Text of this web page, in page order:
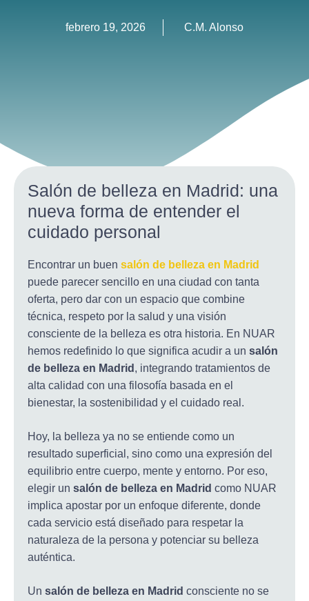
febrero 19, 2026 C.M. Alonso
Salón de belleza en Madrid: una
nueva forma de entender el
cuidado personal
Encontrar un buensalón de belleza en Madrid
puede parecer sencillo en una ciudad con tanta
oferta, pero dar con un espacio que combine
técnica, respeto por la salud y una visión
consciente de la belleza es otra historia. En NUAR
hemos redefinido lo que significa acudir a unsalón
de belleza en Madrid , integrando tratamientos de
alta calidad con una filosofía basada en el
bienestar, la sostenibilidad y el cuidado real.
Hoy, la belleza ya no se entiende como un
resultado superficial, sino como una expresión del
equilibrio entre cuerpo, mente y entorno. Por eso,
elegir unsalón de belleza en Madrid como NUAR
implica apostar por un enfoque diferente, donde
cada servicio está diseñado para respetar la
naturaleza de la persona y potenciar su belleza
auténtica.
Unsalón de belleza en Madrid consciente no se